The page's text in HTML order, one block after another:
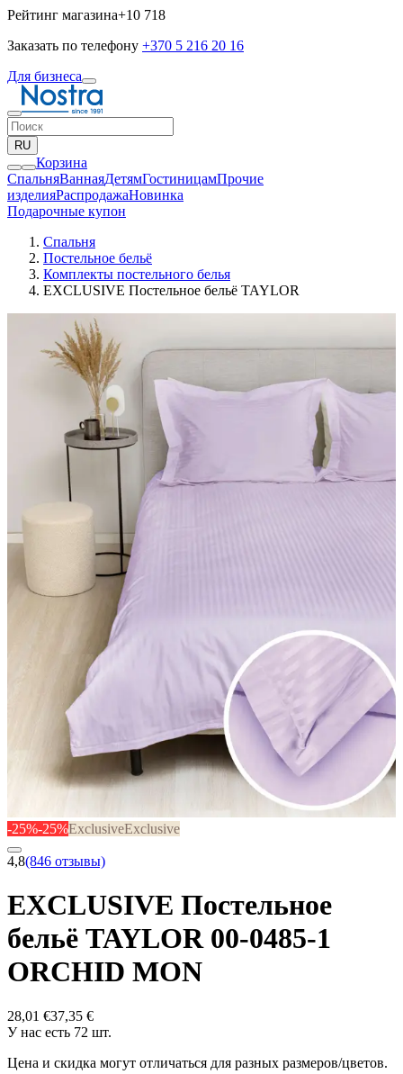
Рейтинг магазина+10 718
Заказать по телефону +370 5 216 20 16
Для бизнеса
RU
Корзина
СпальняВаннаяДетямГостиницамПрочие
изделияPаспродажаНовинка
Подарочные купон
Спальня
Постельное бельё
Комплекты постельного белья
EXCLUSIVE Постельное бельё TAYLOR
-25%-25%ExclusiveExclusive
4,8(846 отзывы)
EXCLUSIVE Постельное
бельё TAYLOR 00-0485-1
ORCHID MON
28,01 €37,35 €
У нас есть 72 шт.
Цена и скидка могут отличаться для разных размеров/цветов.